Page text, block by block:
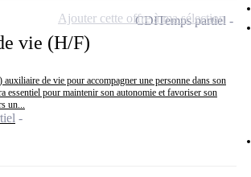
vie (H/F)
auxiliaire de vie pour accompagner une personne dans son
essentiel pour maintenir son autonomie et favoriser son
un...
CDITemps partiel
Ajouter cette offre à ma sélection